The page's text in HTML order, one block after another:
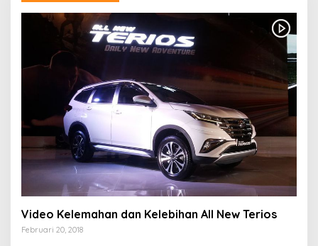
Video Kelemahan dan Kelebihan All New Terios
Februari 20, 2018